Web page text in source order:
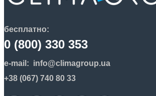
бесплатно:
0 (800) 330 353
e-mail: info@climagroup.ua
+38 (067) 740 80 33